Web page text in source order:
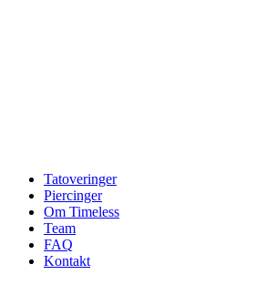
Tatoveringer
Piercinger
Om Timeless
Team
FAQ
Kontakt